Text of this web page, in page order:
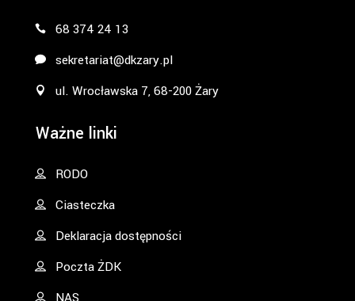
68 374 24 13
sekretariat@dkzary.pl
ul. Wrocławska 7, 68-200 Żary
Ważne linki
RODO
Ciasteczka
Deklaracja dostępności
Poczta ŻDK